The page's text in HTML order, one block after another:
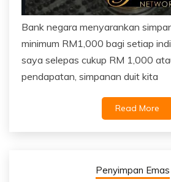
Bank negara menyarankan
minimum RM1,000 bagi setiap
saya selepas cukup RM 1,000
pendapatan, simpanan duit kita
Read More
Penyimpan Emas